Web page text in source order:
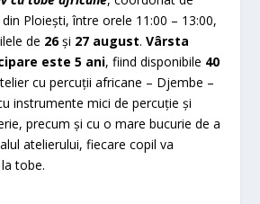
Ploiești, între orele 11:00 – 13:00,
de 26și 27 august.Vârsta
este 5 ani, fiind disponibile 40
cu percuții africane – Djembe –
instrumente mici de percuție și
precum și cu o mare bucurie de a
atelierului, fiecare copil va
tobe.